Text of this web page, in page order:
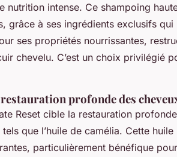
nutrition intense. Ce shampoing
grâce à ses ingrédients exclusifs
ses propriétés nourrissantes,
chevelu. C’est un choix privilégié
profonde des
Reset cible la restauration
que l’huile de camélia. Cette
particulièrement bénéfique